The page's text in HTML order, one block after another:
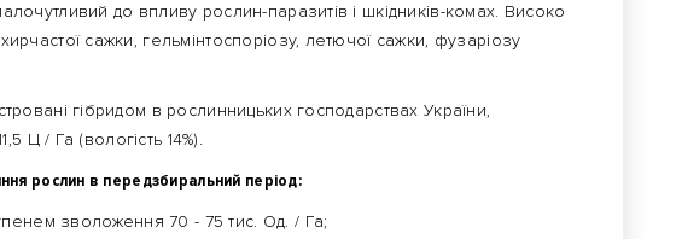
до впливу рослин-паразитів і шкідників-комах. Високо
сажки, гельмінтоспоріозу, летючої сажки, фузаріозу
гібридом в рослинницьких господарствах України,
Ц / Га (вологість 14%).
рослин в передзбиральний період:
зволоження 70 - 75 тис. Од. / Га;